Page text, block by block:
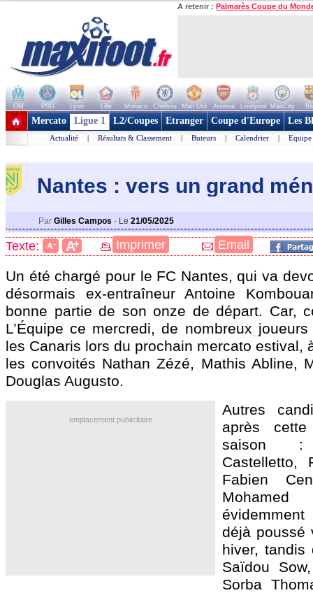
A retenir : Palmarès Coupe du
OM PSG Lyon Lille Monaco Chelsea Man Utd Arsenal Liverpool ManCity
+ de clubs
Mercato Ligue 1 L2/Coupes Etranger Coupe d'Europe Les
Actualité | Résultats & Classement | Buteurs | Calendrier | Equipe
Nantes : vers un grand
Par Gilles Campos - Le 21/05/2025
Texte: A- A+ Imprimer Email
Un été chargé pour le FC Nantes, qui va
désormais ex-entraîneur Antoine
bonne partie de son onze de départ. Car,
L’Équipe ce mercredi, de nombreux
les Canaris lors du prochain mercato estival,
les convoités Nathan Zézé, Mathis Abline,
Douglas Augusto.
emplacement publicitaire
Autres
après
saison :
Castelletto,
Fabien
déjà poussé
hiver, tandis
Saïdou
Sorba